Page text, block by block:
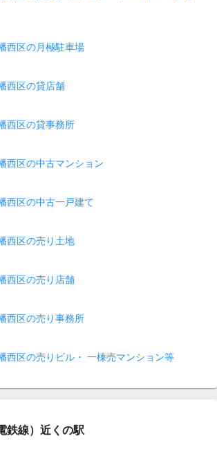
西区の月極駐車場
西区の貸店舗
西区の貸事務所
西区の中古マンション
西区の中古一戸建て
西区の売り土地
西区の売り店舗
西区の売り事務所
西区の売りビル・ 一棟売マンション等
鉄線）近くの駅